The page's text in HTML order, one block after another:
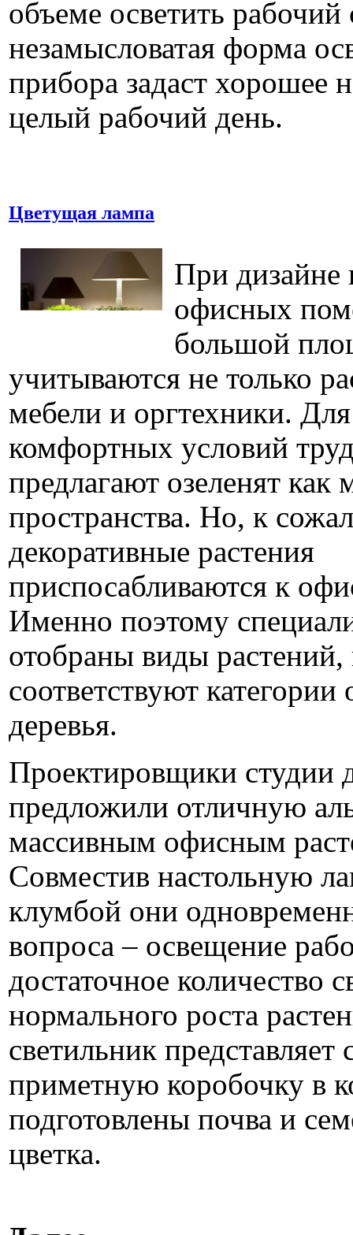
объеме осветить рабочий
незамысловатая форма
прибора задаст хорошее
целый рабочий день.
Цветущая лампа
При дизайне
офисных
большой
учитываются не только
мебели и оргтехники.
комфортных условий
предлагают озеленят
пространства. Но, к
декоративные растения
приспосабливаются к
Именно поэтому
отобраны виды растений,
соответствуют
деревья.
Проектировщики студии
предложили отличную
массивным офисным
Совместив настольную
клумбой они
вопроса – освещение
достаточное количество
нормального роста
светильник
приметную коробочку в
подготовлены почва и
цветка.